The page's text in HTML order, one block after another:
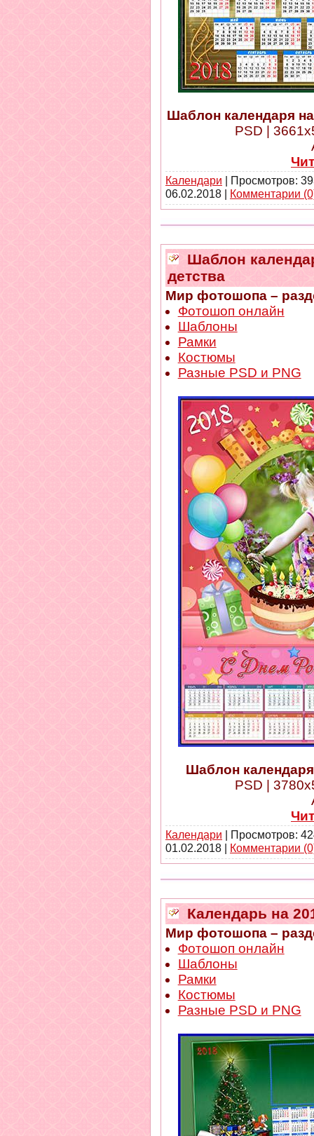
Шаблон календаря
PSD |
Календари | Просмотров:
06.02.2018 | Комментарии
Шаблон
детства
Мир фотошопа –
Фотошоп онлайн
Шаблоны
Рамки
Костюмы
Разные PSD и PNG
Шаблон календаря
PSD |
Календари | Просмотров:
01.02.2018 | Комментарии
Календарь на
Мир фотошопа –
Фотошоп онлайн
Шаблоны
Рамки
Костюмы
Разные PSD и PNG